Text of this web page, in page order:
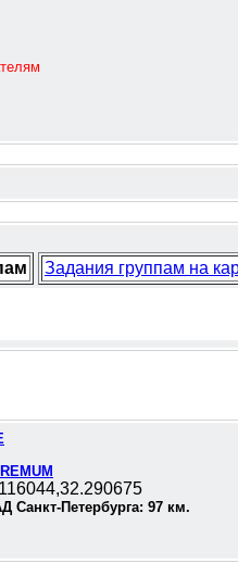
Задания группам на
Санкт-Петербурга: 97 км.